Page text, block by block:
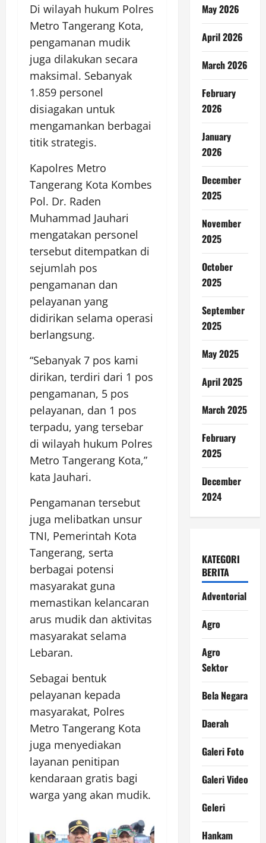
Di wilayah hukum Polres
Metro Tangerang Kota,
pengamanan mudik
juga dilakukan secara
maksimal. Sebanyak
1.859 personel
disiagakan untuk
mengamankan berbagai
titik strategis.
Kapolres Metro
Tangerang Kota Kombes
Pol. Dr. Raden
Muhammad Jauhari
mengatakan personel
tersebut ditempatkan di
sejumlah pos
pengamanan dan
pelayanan yang
didirikan selama operasi
berlangsung.
“Sebanyak 7 pos kami
dirikan, terdiri dari 1 pos
pengamanan, 5 pos
pelayanan, dan 1 pos
terpadu, yang tersebar
di wilayah hukum Polres
Metro Tangerang Kota,”
kata Jauhari.
Pengamanan tersebut
juga melibatkan unsur
TNI, Pemerintah Kota
Tangerang, serta
berbagai potensi
masyarakat guna
memastikan kelancaran
arus mudik dan aktivitas
masyarakat selama
Lebaran.
Sebagai bentuk
pelayanan kepada
masyarakat, Polres
Metro Tangerang Kota
juga menyediakan
layanan penitipan
kendaraan gratis bagi
warga yang akan mudik.
May 2026
April 2026
March 2026
February
2026
January
2026
December
2025
November
2025
October
2025
September
2025
May 2025
April 2025
March 2025
February
2025
December
2024
KATEGORI
BERITA
Adventorial
Agro
Agro
Sektor
Bela Negara
Daerah
Galeri Foto
Galeri Video
Geleri
Hankam